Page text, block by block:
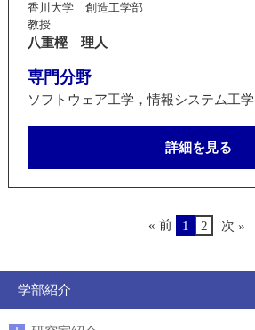
香川大学 創造工学部
教授
八重樫 理人
専門分野
ソフトウェア工学，情報システム工学
詳細を見る
« 前 1 2 次 »
学部紹介